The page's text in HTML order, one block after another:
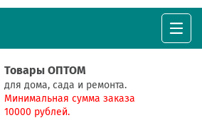
Товары ОПТОМ
для дома, сада и ремонта.
Минимальная сумма заказа
10000 рублей.